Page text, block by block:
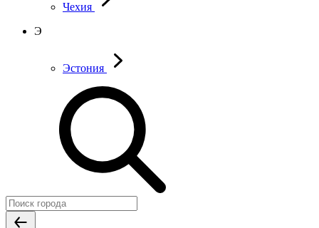
Чехия
Э
Эстония